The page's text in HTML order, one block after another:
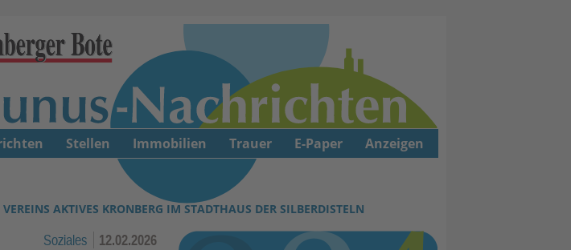
VEREINS AKTIVES KRONBERG IM STADTHAUS DER SILBERDISTELN
Soziales 12.02.2026
Stellen Immobilien Trauer E-Paper Anzeigen